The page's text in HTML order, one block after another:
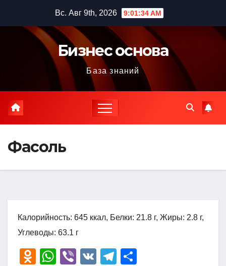
содержимому
Вс. Авг 9th, 2026 9:01:36 AM
Бизнес основа
База знаний
Фасоль
Калорийность: 645 ккал, Белки: 21.8 г, Жиры: 2.8 г,
Углеводы: 63.1 г
O
W
Vi
V
T